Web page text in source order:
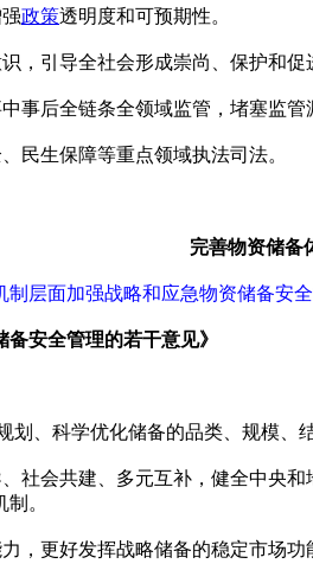
政策透明度和可预期性。
，引导全社会形成崇尚、保护和促
事后全链条全领域监管，堵塞监管
民生保障等重点领域执法司法。
完善物资储备
层面加强战略和应急物资储备安
安全管理的若干意见》
划、科学优化储备的品类、规模、
社会共建、多元互补，健全中央
。
，更好发挥战略储备的稳定市场功